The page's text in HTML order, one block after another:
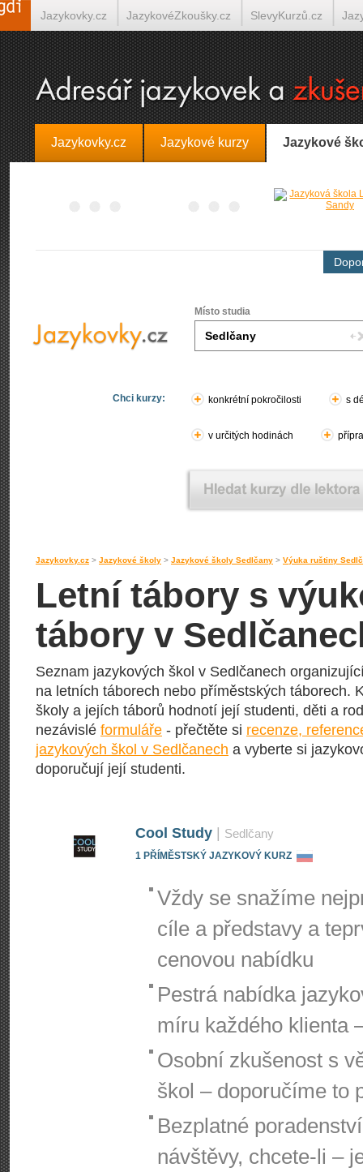
Jazykovky.cz Jazykové kurzy Jazykové
Místo studia
Chci kurzy: konkrétní pokročilosti s
v určitých hodinách
Jazykovky.cz > Jazykové školy > Jazykové školy Sedlčany > Výuka ruštiny
Letní tábory s
tábory v
Seznam jazykových škol v Sedlčanech
na letních táborech nebo příměstských táborech.
školy a jejích táborů hodnotí její studenti, děti a
nezávislé formuláře - přečtěte si recenze,
jazykových škol v Sedlčanech a vyberte si
doporučují její studenti.
Cool Study Sedlčany
1 PŘÍMĚSTSKÝ JAZYKOVÝ KURZ
Vždy se snažíme
cíle a představy a
cenovou nabídku
Pestrá nabídka
míru každého klienta
Osobní zkušenost s
škol – doporučíme to
Bezplatné
návštěvy, chcete-li –
Jazykovky.cz JazykovéZkoušky.cz SlevyKurzů.cz
Španělština on-line Italština on-line Tlumočení-